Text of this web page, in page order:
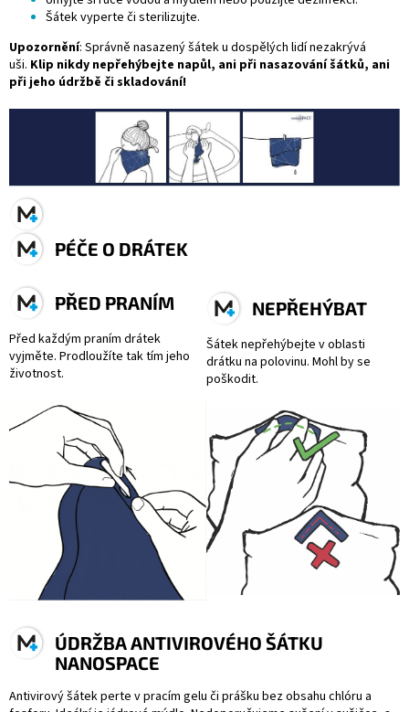
Šátek vyperte či sterilizujte.
Upozornění: Správně nasazený šátek u dospělých lidí nezakrývá
uši. Klip nikdy nepřehýbejte napůl, ani při nasazování šátků, ani
při jeho údržbě či skladování!
PÉČE O DRÁTEK
PŘED PRANÍM
Před každým praním drátek
vyjměte. Prodloužíte tak tím jeho
životnost.
NEPŘEHÝBAT
Šátek nepřehýbejte v oblasti
drátku na polovinu. Mohl by se
poškodit.
ÚDRŽBA ANTIVIROVÉHO ŠÁTKU
NANOSPACE
Antivirový šátek perte v pracím gelu či prášku bez obsahu chlóru a